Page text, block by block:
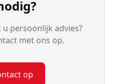
persoonlijk advies?
met ons op.
op